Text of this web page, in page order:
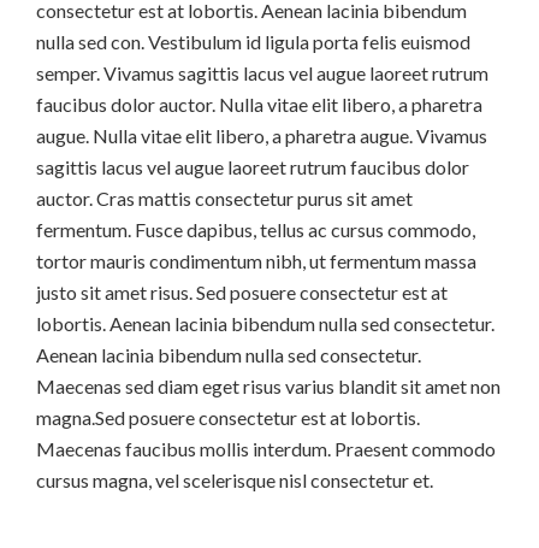
consectetur est at lobortis. Aenean lacinia bibendum
nulla sed con. Vestibulum id ligula porta felis euismod
semper. Vivamus sagittis lacus vel augue laoreet rutrum
faucibus dolor auctor. Nulla vitae elit libero, a pharetra
augue. Nulla vitae elit libero, a pharetra augue. Vivamus
sagittis lacus vel augue laoreet rutrum faucibus dolor
auctor. Cras mattis consectetur purus sit amet
fermentum. Fusce dapibus, tellus ac cursus commodo,
tortor mauris condimentum nibh, ut fermentum massa
justo sit amet risus. Sed posuere consectetur est at
lobortis. Aenean lacinia bibendum nulla sed consectetur.
Aenean lacinia bibendum nulla sed consectetur.
Maecenas sed diam eget risus varius blandit sit amet non
magna.Sed posuere consectetur est at lobortis.
Maecenas faucibus mollis interdum. Praesent commodo
cursus magna, vel scelerisque nisl consectetur et.